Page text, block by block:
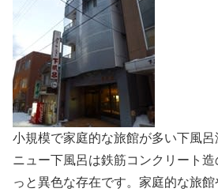
小規模で家庭的な旅館が多い下風
ニュー下風呂は鉄筋コンクリート
っと異色な存在です。家庭的な旅